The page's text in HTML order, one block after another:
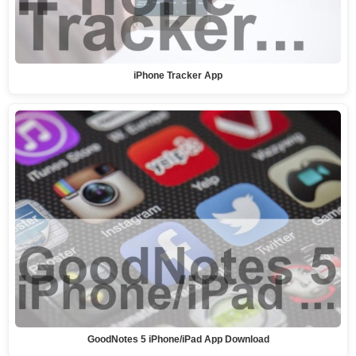
iPhone Tracker App
GoodNotes 5 iPhone/iPad App Download